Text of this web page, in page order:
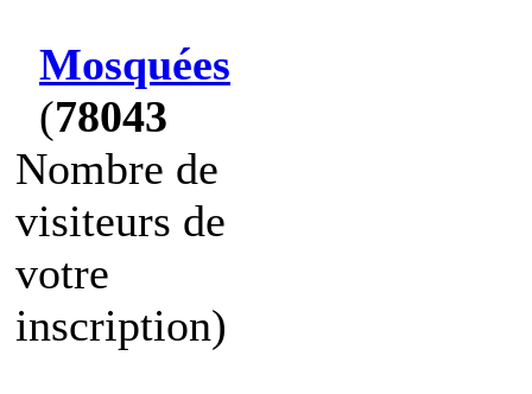
Mosquées
(78043
Nombre de
visiteurs de
votre
inscription)